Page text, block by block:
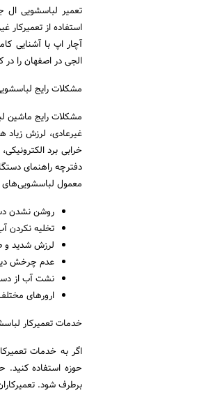
تعمیر لباسشویی ال
استفاده از
آچار اپ با آشنایی
الجی در اصفهان را در
مشکلات رایج
مشکلات رایج ماشین
غیرعادی، لرزش زیاد
خرابی برد
دفترچه راهنمای
معمول لباسشویی‌های
روشن نشدن
تخلیه نکردن
لرزش شدید و
عدم چرخش
نشت آب از
ارورهای
خدمات تعمیرکار
اگر به خدمات
حوزه استفاده کنید.
برطرف شود.